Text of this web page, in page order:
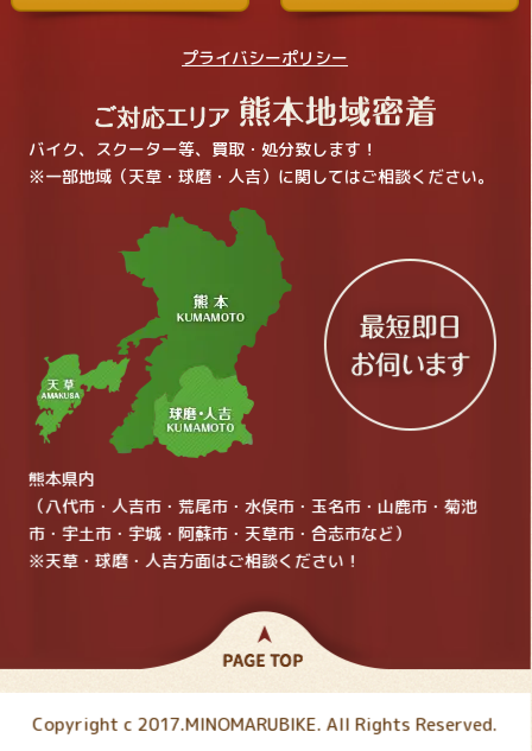
プライバシーポリシー
バイク、スクーター等、買取・処分致します！
※一部地域（天草・球磨・人吉）に関してはご相談ください。
熊本県内
（八代市・人吉市・荒尾市・水俣市・玉名市・山鹿市・菊池
市・宇土市・宇城・阿蘇市・天草市・合志市など）
※天草・球磨・人吉方面はご相談ください！
Copyright c 2017.MINOMARUBIKE. All Rights Reserved.